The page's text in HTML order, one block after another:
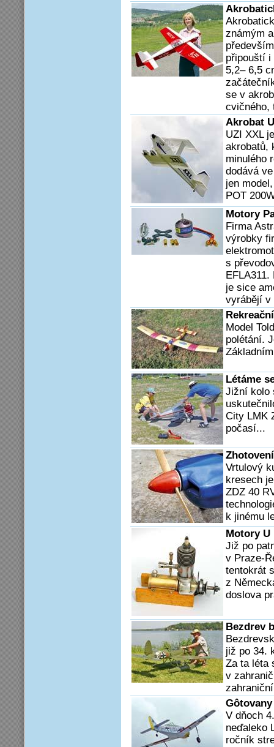
známým
připouští i
5,2– 6,5
se v
cvičného,
Akrobat
UZI XXL
akrobatů,
minulého
dodává
jen
POT
Motory
Firma
výrobky
s
je sice
vyrábějí v
Model
polétání.
Létáme
Jižní kolo
City LMK
počasí...
Vrtulový
kresech
ZDZ 40
k jinému
Motory U
Již po
v Praze-
tentokrát
z
doslova
Bezdrev
již po 34.
Za ta léta
v
Gôtovany
V dňoch
neďaleko
ročník